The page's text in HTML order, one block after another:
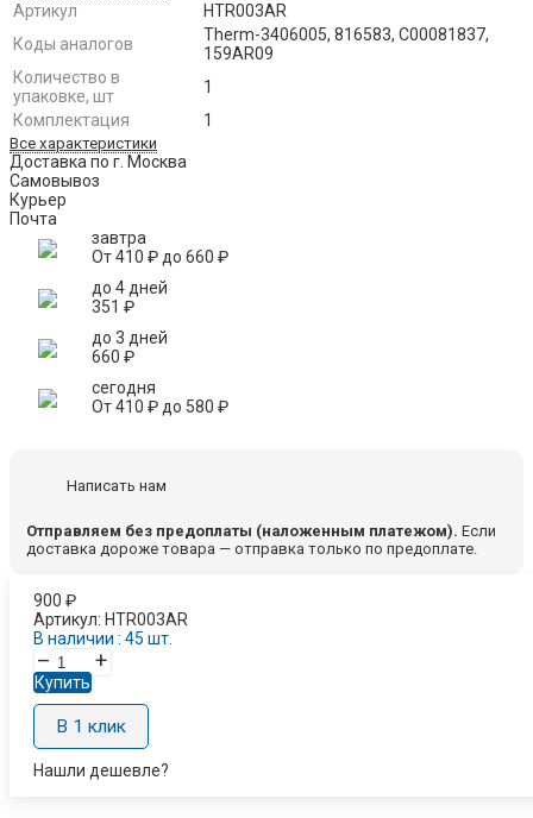
Артикул
HTR003AR
Коды аналогов
Therm-3406005, 816583, C00081837,
159AR09
Количество в
упаковке, шт
1
Комплектация
1
Все характеристики
Доставка по г. Москва
Самовывоз
Курьер
Почта
завтра
От410 ₽до 660 ₽
до 4 дней
351 ₽
до 3 дней
660 ₽
сегодня
От410 ₽до 580 ₽
Написать нам
Отправляем без предоплаты (наложенным платежом). Если
доставка дороже товара — отправка только по предоплате.
900 ₽
Артикул: HTR003AR
В наличии : 45 шт.
– +
Купить
В 1 клик
Нашли дешевле?